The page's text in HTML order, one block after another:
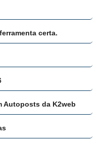
certa.
Autoposts da K2web